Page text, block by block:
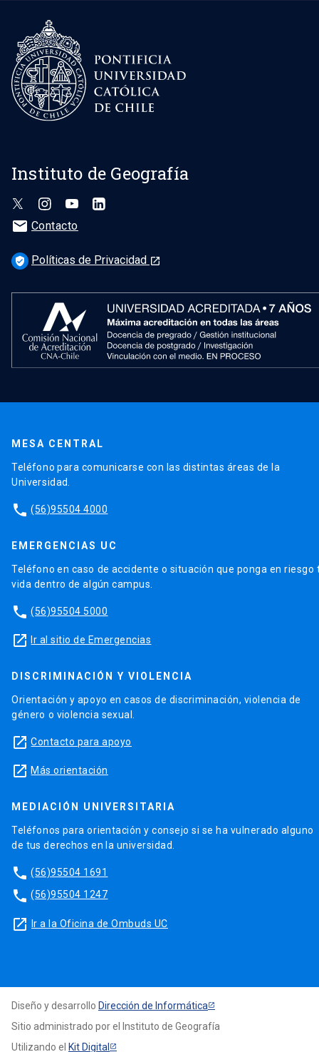
Instituto de Geografía
mail Contacto
verified_user Políticas de Privacidad launch
MESA CENTRAL
Teléfono para comunicarse con las distintas áreas de la
Universidad.
phone (56)95504 4000
EMERGENCIAS UC
Teléfono en caso de accidente o situación que ponga en riesgo
vida dentro de algún campus.
phone (56)95504 5000
launch Ir al sitio de Emergencias
DISCRIMINACIÓN Y VIOLENCIA
Orientación y apoyo en casos de discriminación, violencia de
género o violencia sexual.
launch Contacto para apoyo
launch Más orientación
MEDIACIÓN UNIVERSITARIA
Teléfonos para orientación y consejo si se ha vulnerado alguno
de tus derechos en la universidad.
phone (56)95504 1691
phone (56)95504 1247
launch Ir a la Oficina de Ombuds UC
Diseño y desarrollo Dirección de Informática
Sitio administrado por el Instituto de Geografía
Utilizando el Kit Digital